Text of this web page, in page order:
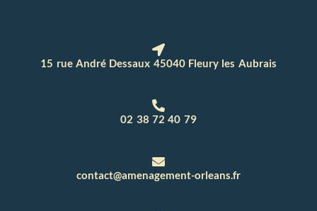
15 rue André Dessaux 45040 Fleury les Aubrais
02 38 72 40 79
contact@amenagement-orleans.fr